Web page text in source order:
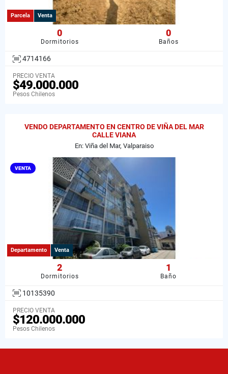
Parcela Venta
0
Dormitorios
0
Baños
4714166
PRECIO VENTA
$49.000.000
Pesos Chilenos
VENDO DEPARTAMENTO EN CENTRO DE VIÑA DEL MAR
CALLE VIANA
En: Viña del Mar, Valparaiso
VENTA
Departamento Venta
2
Dormitorios
1
Baño
10135390
PRECIO VENTA
$120.000.000
Pesos Chilenos